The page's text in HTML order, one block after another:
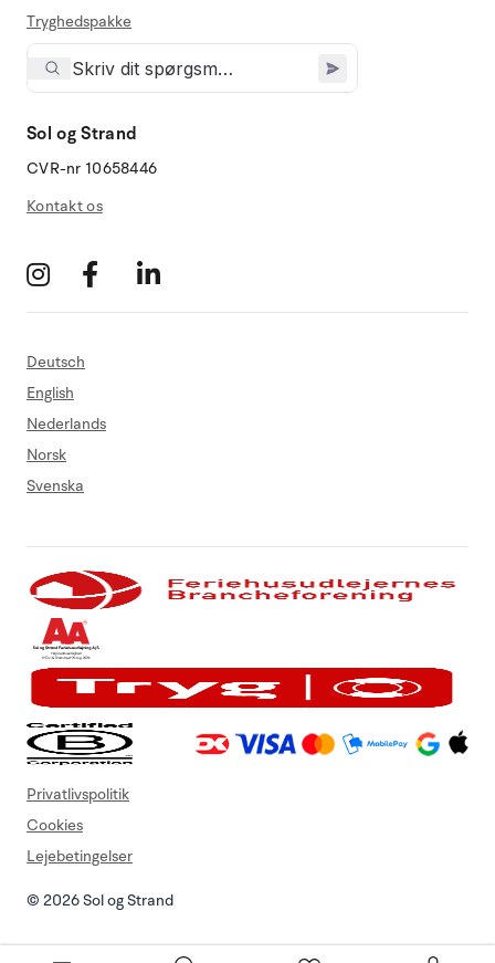
Tryghedspakke
Sol og Strand
CVR-nr 10658446
Kontakt os
Deutsch
English
Nederlands
Norsk
Svenska
© 2026 Sol og Strand
Privatlivspolitik
Cookies
Lejebetingelser